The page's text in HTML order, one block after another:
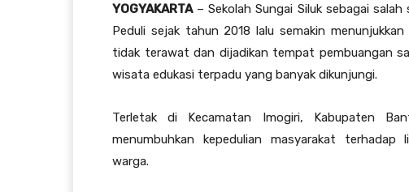
YOGYAKARTA– Sekolah Sungai Siluk sebagai
Peduli sejak tahun 2018 lalu semakin
tidak terawat dan dijadikan tempat pembuangan
wisata edukasi terpadu yang banyak dikunjungi.
Terletak di Kecamatan Imogiri, Kabupaten
menumbuhkan kepedulian masyarakat terhadap
warga.